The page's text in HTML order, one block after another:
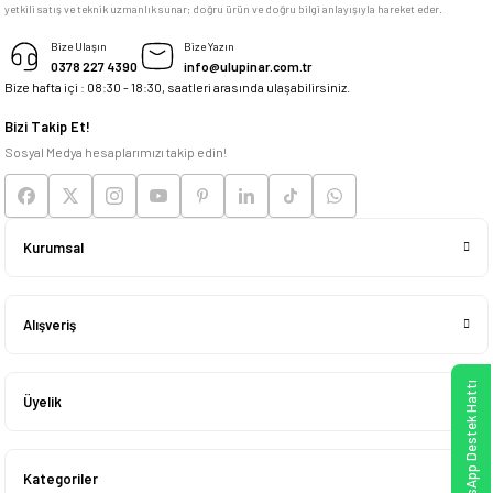
Deneyimini Paylaş
yetkili satış ve teknik uzmanlık sunar; doğru ürün ve doğru bilgi anlayışıyla hareket eder.
Bize Ulaşın
0378 227 4390
Bize Yazın
info@ulupinar.com.tr
Bize hafta içi : 08:30 - 18:30, saatleri arasında ulaşabilirsiniz.
Bizi Takip Et!
Sosyal Medya hesaplarımızı takip edin!
Kurumsal
Alışveriş
Üyelik
Kategoriler WhatsApp Destek Hattı